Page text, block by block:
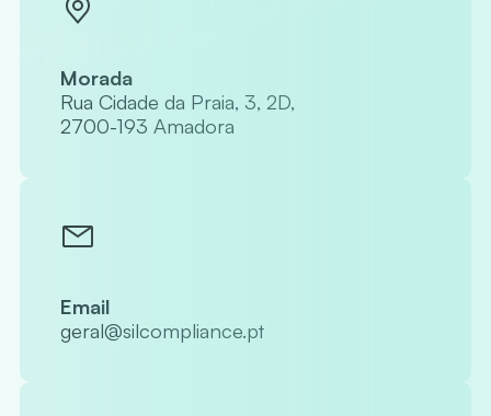
Morada
Rua Cidade da Praia, 3, 2D,
2700-193 Amadora
Email
geral@silcompliance.pt